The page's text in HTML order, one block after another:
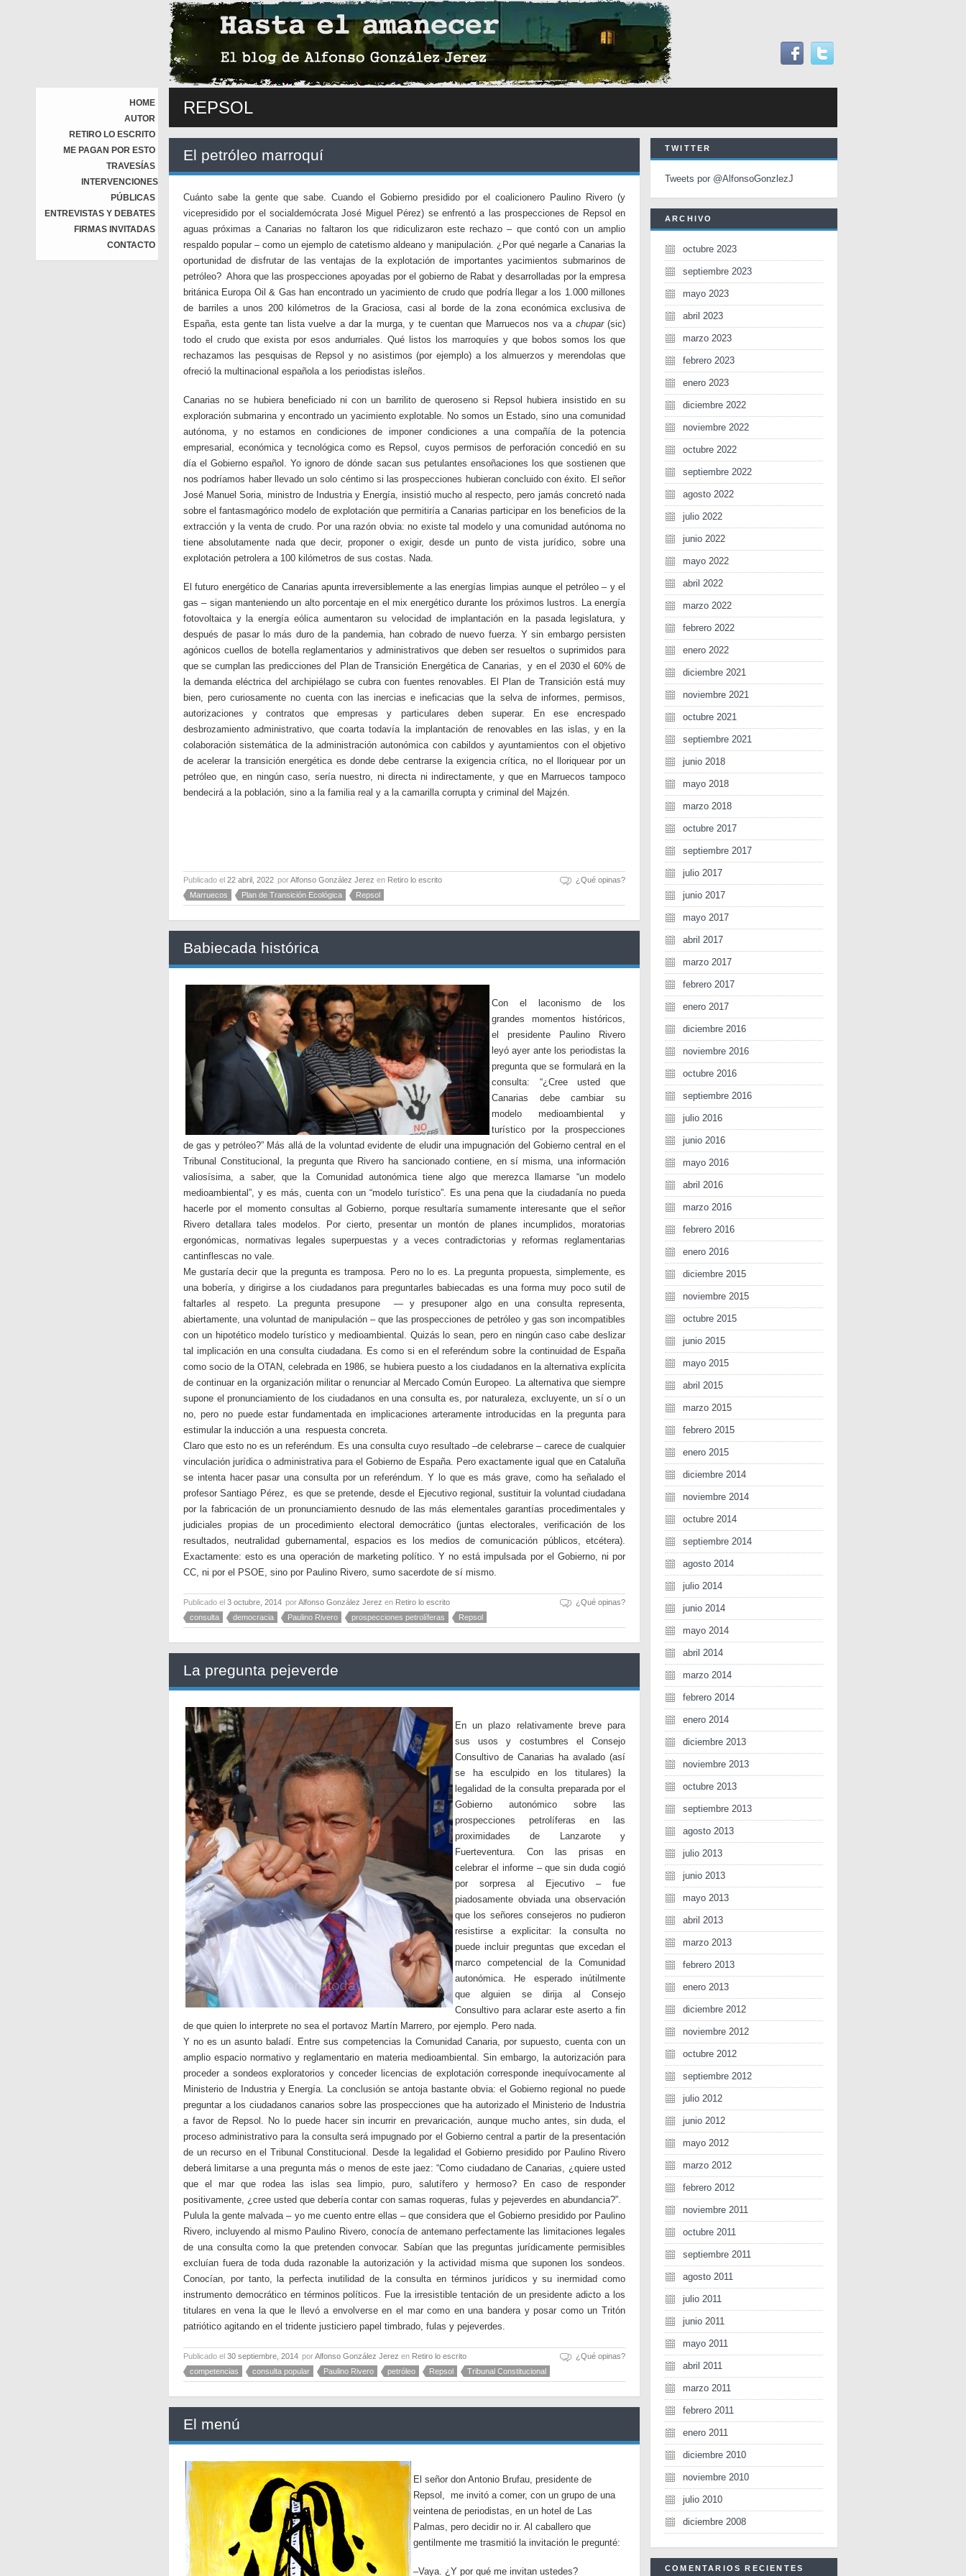
HOME
AUTOR
RETIRO LO ESCRITO
ME PAGAN POR ESTO
TRAVESÍAS
INTERVENCIONES
PÚBLICAS
ENTREVISTAS Y DEBATES
FIRMAS INVITADAS
CONTACTO
REPSOL
El petróleo marroquí
Cuánto sabe la gente que sabe. Cuando el Gobierno presidido por el coalicionero Paulino Rivero (y
vicepresidido por el socialdemócrata José Miguel Pérez) se enfrentó a las prospecciones de Repsol en
aguas próximas a Canarias no faltaron los que ridiculizaron este rechazo – que contó con un amplio
respaldo popular – como un ejemplo de catetismo aldeano y manipulación. ¿Por qué negarle a Canarias la
oportunidad de disfrutar de las ventajas de la explotación de importantes yacimientos submarinos de
petróleo? Ahora que las prospecciones apoyadas por el gobierno de Rabat y desarrolladas por la empresa
británica Europa Oil & Gas han encontrado un yacimiento de crudo que podría llegar a los 1.000 millones
de barriles a unos 200 kilómetros de la Graciosa, casi al borde de la zona económica exclusiva de
España, esta gente tan lista vuelve a dar la murga, y te cuentan que Marruecos nos va a chupar(sic)
todo el crudo que exista por esos andurriales. Qué listos los marroquíes y que bobos somos los que
rechazamos las pesquisas de Repsol y no asistimos (por ejemplo) a los almuerzos y merendolas que
ofreció la multinacional española a los periodistas isleños.
Canarias no se hubiera beneficiado ni con un barrilito de queroseno si Repsol hubiera insistido en su
exploración submarina y encontrado un yacimiento explotable. No somos un Estado, sino una comunidad
autónoma, y no estamos en condiciones de imponer condiciones a una compañía de la potencia
empresarial, económica y tecnológica como es Repsol, cuyos permisos de perforación concedió en su
día el Gobierno español. Yo ignoro de dónde sacan sus petulantes ensoñaciones los que sostienen que
nos podríamos haber llevado un solo céntimo si las prospecciones hubieran concluido con éxito. El señor
José Manuel Soria, ministro de Industria y Energía, insistió mucho al respecto, pero jamás concretó nada
sobre el fantasmagórico modelo de explotación que permitiría a Canarias participar en los beneficios de la
extracción y la venta de crudo. Por una razón obvia: no existe tal modelo y una comunidad autónoma no
tiene absolutamente nada que decir, proponer o exigir, desde un punto de vista jurídico, sobre una
explotación petrolera a 100 kilómetros de sus costas. Nada.
El futuro energético de Canarias apunta irreversiblemente a las energías limpias aunque el petróleo – y el
gas – sigan manteniendo un alto porcentaje en el mix energético durante los próximos lustros. La energía
fotovoltaica y la energía eólica aumentaron su velocidad de implantación en la pasada legislatura, y
después de pasar lo más duro de la pandemia, han cobrado de nuevo fuerza. Y sin embargo persisten
agónicos cuellos de botella reglamentarios y administrativos que deben ser resueltos o suprimidos para
que se cumplan las predicciones del Plan de Transición Energética de Canarias, y en el 2030 el 60% de
la demanda eléctrica del archipiélago se cubra con fuentes renovables. El Plan de Transición está muy
bien, pero curiosamente no cuenta con las inercias e ineficacias que la selva de informes, permisos,
autorizaciones y contratos que empresas y particulares deben superar. En ese encrespado
desbrozamiento administrativo, que coarta todavía la implantación de renovables en las islas, y en la
colaboración sistemática de la administración autonómica con cabildos y ayuntamientos con el objetivo
de acelerar la transición energética es donde debe centrarse la exigencia crítica, no el lloriquear por un
petróleo que, en ningún caso, sería nuestro, ni directa ni indirectamente, y que en Marruecos tampoco
bendecirá a la población, sino a la familia real y a la camarilla corrupta y criminal del Majzén.
Publicado el 22 abril, 2022 porAlfonso González Jerez en Retiro lo escrito
¿Qué opinas?
Marruecos
Plan de Transición Ecológica Repsol
Babiecada histórica
Con el laconismo de los
grandes momentos históricos,
el presidente Paulino Rivero
leyó ayer ante los periodistas la
pregunta que se formulará en la
consulta: “¿Cree usted que
Canarias debe cambiar su
modelo medioambiental y
turístico por la prospecciones
de gas y petróleo?” Más allá de la voluntad evidente de eludir una impugnación del Gobierno central en el
Tribunal Constitucional, la pregunta que Rivero ha sancionado contiene, en sí misma, una información
valiosísima, a saber, que la Comunidad autonómica tiene algo que merezca llamarse “un modelo
medioambiental”, y es más, cuenta con un “modelo turístico”. Es una pena que la ciudadanía no pueda
hacerle por el momento consultas al Gobierno, porque resultaría sumamente interesante que el señor
Rivero detallara tales modelos. Por cierto, presentar un montón de planes incumplidos, moratorias
ergonómicas, normativas legales superpuestas y a veces contradictorias y reformas reglamentarias
cantinflescas no vale.
Me gustaría decir que la pregunta es tramposa. Pero no lo es. La pregunta propuesta, simplemente, es
una bobería, y dirigirse a los ciudadanos para preguntarles babiecadas es una forma muy poco sutil de
faltarles al respeto. La pregunta presupone — y presuponer algo en una consulta representa,
abiertamente, una voluntad de manipulación – que las prospecciones de petróleo y gas son incompatibles
con un hipotético modelo turístico y medioambiental. Quizás lo sean, pero en ningún caso cabe deslizar
tal implicación en una consulta ciudadana. Es como si en el referéndum sobre la continuidad de España
como socio de la OTAN, celebrada en 1986, se hubiera puesto a los ciudadanos en la alternativa explícita
de continuar en la organización militar o renunciar al Mercado Común Europeo. La alternativa que siempre
supone el pronunciamiento de los ciudadanos en una consulta es, por naturaleza, excluyente, un sí o un
no, pero no puede estar fundamentada en implicaciones arteramente introducidas en la pregunta para
estimular la inducción a una respuesta concreta.
Claro que esto no es un referéndum. Es una consulta cuyo resultado –de celebrarse – carece de cualquier
vinculación jurídica o administrativa para el Gobierno de España. Pero exactamente igual que en Cataluña
se intenta hacer pasar una consulta por un referéndum. Y lo que es más grave, como ha señalado el
profesor Santiago Pérez, es que se pretende, desde el Ejecutivo regional, sustituir la voluntad ciudadana
por la fabricación de un pronunciamiento desnudo de las más elementales garantías procedimentales y
judiciales propias de un procedimiento electoral democrático (juntas electorales, verificación de los
resultados, neutralidad gubernamental, espacios es los medios de comunicación públicos, etcétera).
Exactamente: esto es una operación de marketing político. Y no está impulsada por el Gobierno, ni por
CC, ni por el PSOE, sino por Paulino Rivero, sumo sacerdote de sí mismo.
Publicado el 3 octubre, 2014 porAlfonso González Jerez en Retiro lo escrito
¿Qué opinas?
consulta
democracia Paulino Rivero prospecciones petrolíferas Repsol
La pregunta pejeverde
En un plazo relativamente breve para
sus usos y costumbres el Consejo
Consultivo de Canarias ha avalado (así
se ha esculpido en los titulares) la
legalidad de la consulta preparada por el
Gobierno autonómico sobre las
prospecciones petrolíferas en las
proximidades de Lanzarote y
Fuerteventura. Con las prisas en
celebrar el informe – que sin duda cogió
por sorpresa al Ejecutivo – fue
piadosamente obviada una observación
que los señores consejeros no pudieron
resistirse a explicitar: la consulta no
puede incluir preguntas que excedan el
marco competencial de la Comunidad
autonómica. He esperado inútilmente
que alguien se dirija al Consejo
Consultivo para aclarar este aserto a fin
de que quien lo interprete no sea el portavoz Martín Marrero, por ejemplo. Pero nada.
Y no es un asunto baladí. Entre sus competencias la Comunidad Canaria, por supuesto, cuenta con un
amplio espacio normativo y reglamentario en materia medioambiental. Sin embargo, la autorización para
proceder a sondeos exploratorios y conceder licencias de explotación corresponde inequívocamente al
Ministerio de Industria y Energía. La conclusión se antoja bastante obvia: el Gobierno regional no puede
preguntar a los ciudadanos canarios sobre las prospecciones que ha autorizado el Ministerio de Industria
a favor de Repsol. No lo puede hacer sin incurrir en prevaricación, aunque mucho antes, sin duda, el
proceso administrativo para la consulta será impugnado por el Gobierno central a partir de la presentación
de un recurso en el Tribunal Constitucional. Desde la legalidad el Gobierno presidido por Paulino Rivero
deberá limitarse a una pregunta más o menos de este jaez: “Como ciudadano de Canarias, ¿quiere usted
que el mar que rodea las islas sea limpio, puro, salutífero y hermoso? En caso de responder
positivamente, ¿cree usted que debería contar con samas roqueras, fulas y pejeverdes en abundancia?”.
Pulula la gente malvada – yo me cuento entre ellas – que considera que el Gobierno presidido por Paulino
Rivero, incluyendo al mismo Paulino Rivero, conocía de antemano perfectamente las limitaciones legales
de una consulta como la que pretenden convocar. Sabían que las preguntas jurídicamente permisibles
excluían fuera de toda duda razonable la autorización y la actividad misma que suponen los sondeos.
Conocían, por tanto, la perfecta inutilidad de la consulta en términos jurídicos y su inermidad como
instrumento democrático en términos políticos. Fue la irresistible tentación de un presidente adicto a los
titulares en vena la que le llevó a envolverse en el mar como en una bandera y posar como un Tritón
patriótico agitando en el tridente justiciero papel timbrado, fulas y pejeverdes.
Publicado el 30 septiembre, 2014 porAlfonso González Jerez en Retiro lo escrito
¿Qué opinas?
competencias
consulta popular Paulino Rivero petróleo Repsol Tribunal Constitucional
El menú
El señor don Antonio Brufau, presidente de
Repsol, me invitó a comer, con un grupo de una
veintena de periodistas, en un hotel de Las
Palmas, pero decidir no ir. Al caballero que
gentilmente me trasmitió la invitación le pregunté:
–Vaya. ¿Y por qué me invitan ustedes?
TWITTER
Tweets por @AlfonsoGonzlezJ
ARCHIVO
octubre 2023
septiembre 2023
mayo 2023
abril 2023
marzo 2023
febrero 2023
enero 2023
diciembre 2022
noviembre 2022
octubre 2022
septiembre 2022
agosto 2022
julio 2022
junio 2022
mayo 2022
abril 2022
marzo 2022
febrero 2022
enero 2022
diciembre 2021
noviembre 2021
octubre 2021
septiembre 2021
junio 2018
mayo 2018
marzo 2018
octubre 2017
septiembre 2017
julio 2017
junio 2017
mayo 2017
abril 2017
marzo 2017
febrero 2017
enero 2017
diciembre 2016
noviembre 2016
octubre 2016
septiembre 2016
julio 2016
junio 2016
mayo 2016
abril 2016
marzo 2016
febrero 2016
enero 2016
diciembre 2015
noviembre 2015
octubre 2015
junio 2015
mayo 2015
abril 2015
marzo 2015
febrero 2015
enero 2015
diciembre 2014
noviembre 2014
octubre 2014
septiembre 2014
agosto 2014
julio 2014
junio 2014
mayo 2014
abril 2014
marzo 2014
febrero 2014
enero 2014
diciembre 2013
noviembre 2013
octubre 2013
septiembre 2013
agosto 2013
julio 2013
junio 2013
mayo 2013
abril 2013
marzo 2013
febrero 2013
enero 2013
diciembre 2012
noviembre 2012
octubre 2012
septiembre 2012
julio 2012
junio 2012
mayo 2012
marzo 2012
febrero 2012
noviembre 2011
octubre 2011
septiembre 2011
agosto 2011
julio 2011
junio 2011
mayo 2011
abril 2011
marzo 2011
febrero 2011
enero 2011
diciembre 2010
noviembre 2010
julio 2010
diciembre 2008
COMENTARIOS RECIENTES